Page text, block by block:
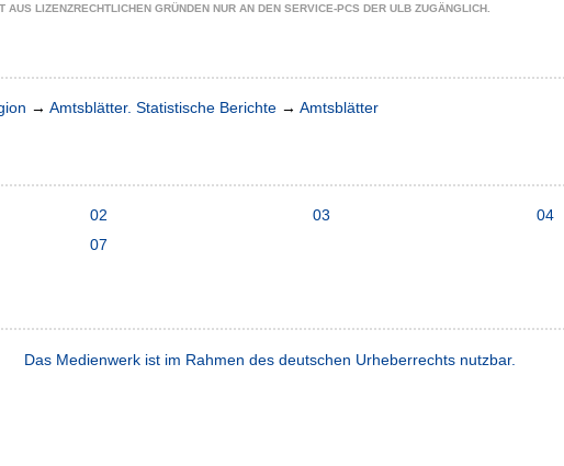
AUS LIZENZRECHTLICHEN GRÜNDEN NUR AN DEN SERVICE-PCS DER ULB ZUGÄNGLICH.
→ Amtsblätter. Statistische Berichte → Amtsblätter
02 03
04
07
Das Medienwerk ist im Rahmen des deutschen Urheberrechts nutzbar.